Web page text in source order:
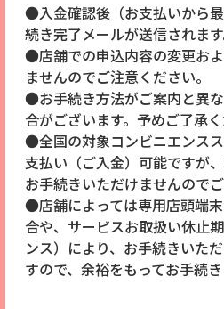
●入金確認後（お支払いから
続き完了メールが送信されます
●店舗での申込内容の変更お
ませんのでご注意ください。
●お手続き方法がご案内と異
合がございます。予めご了承く
●全国の対象コンビニエンス
支払い（ご入金）可能ですが
お手続きいただけませんので
●店舗によっては専用店頭端
合や、サービスお取扱い休止
ンス）により、お手続きいた
すので、余裕をもってお手続き